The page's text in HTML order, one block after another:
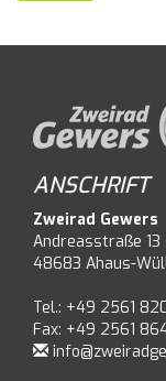
ANSCHRIFT
Zweirad Gewers
Andreasstraße 13
48683 Ahaus-
Tel.: +49 2561
Fax: +49 2561